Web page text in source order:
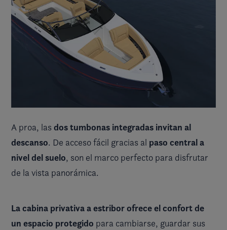
A proa, las dos tumbonas integradas invitan al
descanso. De acceso fácil gracias al paso central a
nivel del suelo, son el marco perfecto para disfrutar
de la vista panorámica.
La cabina privativa a estribor ofrece el confort de
un espacio protegido para cambiarse, guardar sus